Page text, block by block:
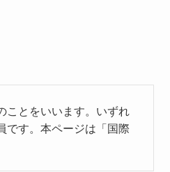
ことをいいます。いずれ
です。本ページは「国際